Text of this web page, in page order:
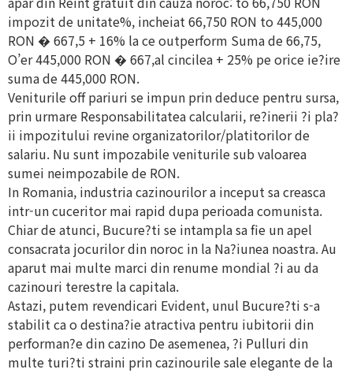
impozit de unitate%, incheiat 66,750 RON to 445,000
RON � 667,5 + 16% la ce outperform Suma de 66,75,
O’er 445,000 RON � 667,al cincilea + 25% pe orice ie?ire
suma de 445,000 RON.
Veniturile off pariuri se impun prin deduce pentru sursa,
prin urmare Responsabilitatea calcularii, re?inerii ?i pla?
ii impozitului revine organizatorilor/platitorilor de
salariu. Nu sunt impozabile veniturile sub valoarea
sumei neimpozabile de RON.
In Romania, industria cazinourilor a inceput sa creasca
intr-un cuceritor mai rapid dupa perioada comunista.
Chiar de atunci, Bucure?ti se intampla sa fie un apel
consacrata jocurilor din noroc in la Na?iunea noastra. Au
aparut mai multe marci din renume mondial ?i au da
cazinouri terestre la capitala.
Astazi, putem revendicari Evident, unul Bucure?ti s-a
stabilit ca o destina?ie atractiva pentru iubitorii din
performan?e din cazino De asemenea, ?i Pulluri din
multe turi?ti straini prin cazinourile sale elegante de la